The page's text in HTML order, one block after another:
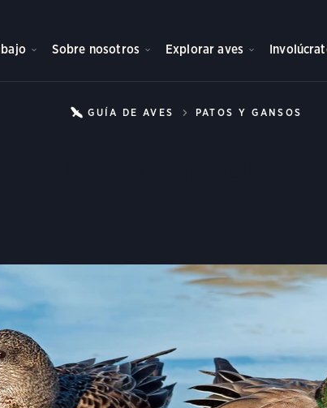
Sobre nosotros Explorar aves
GUÍA DE AVES PATOS Y GANSOS